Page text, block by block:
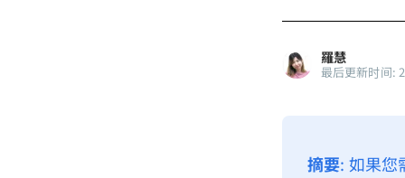
羅慧
最后更新时间:
摘要: 如果您